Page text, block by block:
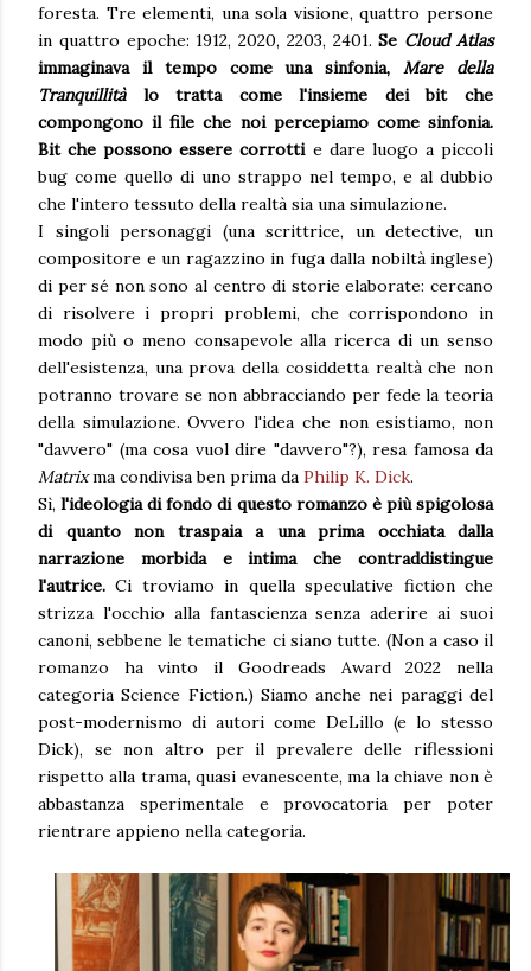
foresta. Tre elementi, una sola visione, quattro persone
in quattro epoche: 1912, 2020, 2203, 2401.Se Cloud Atlas
immaginava il tempo come una sinfonia,Mare della
Tranquillitàlo tratta come l'insieme dei bit che
compongono il file che noi percepiamo come sinfonia.
Bit che possono essere corrottie dare luogo a piccoli
bug come quello di uno strappo nel tempo, e al dubbio
che l'intero tessuto della realtà sia una simulazione.
I singoli personaggi (una scrittrice, un detective, un
compositore e un ragazzino in fuga dalla nobiltà inglese)
di per sé non sono al centro di storie elaborate: cercano
di risolvere i propri problemi, che corrispondono in
modo più o meno consapevole alla ricerca di un senso
dell'esistenza, una prova della cosiddetta realtà che non
potranno trovare se non abbracciando per fede la teoria
della simulazione. Ovvero l'idea che non esistiamo, non
"davvero" (ma cosa vuol dire "davvero"?), resa famosa da
Matrixma condivisa ben prima da Philip K. Dick.
Sì,l'ideologia di fondo di questo romanzo è più spigolosa
di quanto non traspaia a una prima occhiata dalla
narrazione morbida e intima che contraddistingue
l'autrice. Ci troviamo in quella speculative fiction che
strizza l'occhio alla fantascienza senza aderire ai suoi
canoni, sebbene le tematiche ci siano tutte. (Non a caso il
romanzo ha vinto il Goodreads Award 2022 nella
categoria Science Fiction.) Siamo anche nei paraggi del
post-modernismo di autori come DeLillo (e lo stesso
Dick), se non altro per il prevalere delle riflessioni
rispetto alla trama, quasi evanescente, ma la chiave non è
abbastanza sperimentale e provocatoria per poter
rientrare appieno nella categoria.